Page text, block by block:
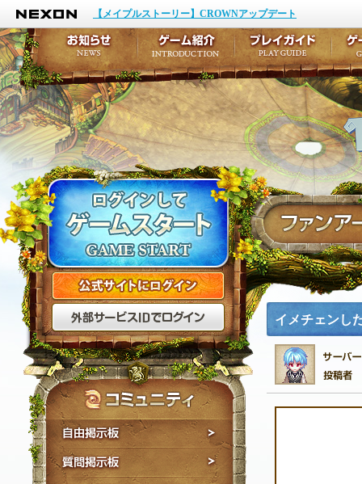
NEXON
【メイプルストーリー】CROWNアップデート
公式サイトにログイン
外部サービスIDでログ
イメチェンし
お知らせ
イベント
アップデート
メンテナンス
ゲーム紹介
キャラクター作成
テイルズ初級者講座
ここだけは知ってお